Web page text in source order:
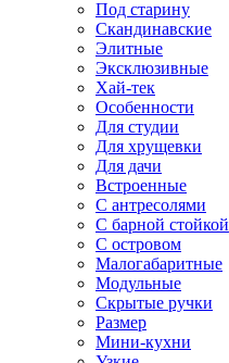
Под старину
Скандинавские
Элитные
Эксклюзивные
Хай-тек
Особенности
Для студии
Для хрущевки
Для дачи
Встроенные
С антресолями
С барной стойкой
С островом
Малогабаритные
Модульные
Скрытые ручки
Размер
Мини-кухни